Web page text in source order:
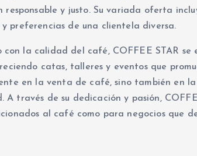
responsable y justo. Su variada oferta
preferencias de una clientela diversa.
con la calidad del café, COFFEE STAR
catas, talleres y eventos que
en la venta de café, sino también en
través de su dedicación y pasión,
al café como para negocios que